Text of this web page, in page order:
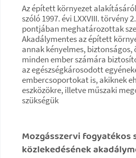
Az épített környezet
szóló 1997. évi LXXVIII. törvény
pontjában meghatározottak
Akadálymentes az épített
annak kényelmes,
minden ember számára
az egészségkárosodott
embercsoportokat is, akiknek
eszközökre, illetve műszaki
szükségük
Mozgásszervi fogyatékos
közlekedésének